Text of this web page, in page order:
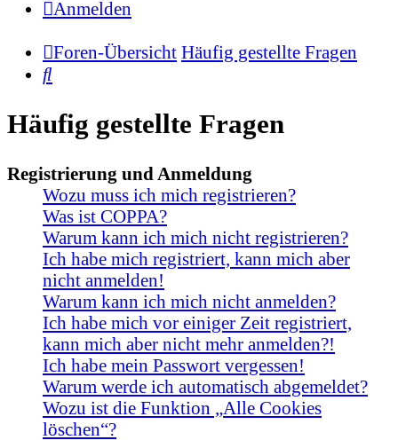
Anmelden
Foren-Übersicht Häufig gestellte Fragen
Häufig gestellte Fragen
Registrierung und Anmeldung
Wozu muss ich mich registrieren?
Was ist COPPA?
Warum kann ich mich nicht registrieren?
Ich habe mich registriert, kann mich aber
nicht anmelden!
Warum kann ich mich nicht anmelden?
Ich habe mich vor einiger Zeit registriert,
kann mich aber nicht mehr anmelden?!
Ich habe mein Passwort vergessen!
Warum werde ich automatisch abgemeldet?
Wozu ist die Funktion „Alle Cookies
löschen“?